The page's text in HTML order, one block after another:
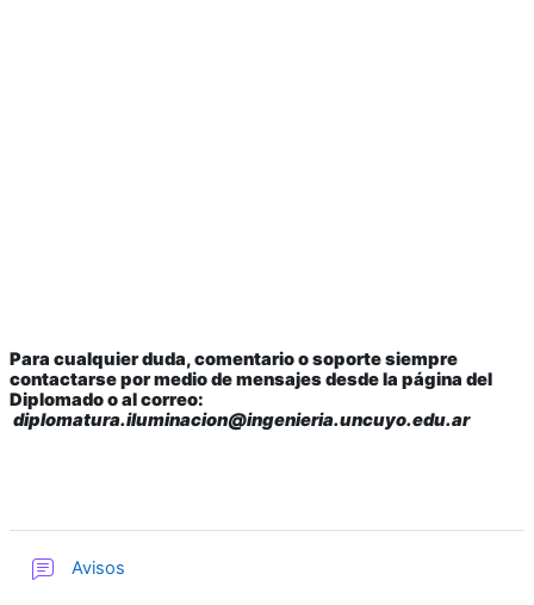
Para cualquier duda, comentario o soporte siempre
contactarse por medio de mensajes desde la página del
Diplomado o al correo:
diplomatura.iluminacion@ingenieria.uncuyo.edu.ar
Avisos